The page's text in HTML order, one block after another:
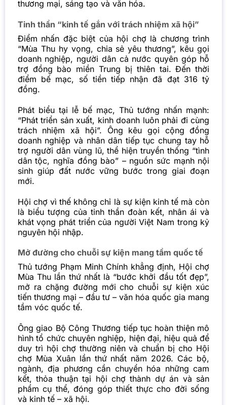
thương mại, sáng tạo và văn hóa.
Tinh thần “kinh tế gắn với trách nhiệm xã hội”
Điểm nhấn đặc biệt của hội chợ là chương trình
“Mùa Thu hy vọng, chia sẻ yêu thương”, kêu gọi
doanh nghiệp, người dân cả nước quyên góp hỗ
trợ đồng bào miền Trung bị thiên tai. Đến thời
điểm bế mạc, số tiền tiếp nhận đã đạt 316 tỷ
đồng.
Phát biểu tại lễ bế mạc, Thủ tướng nhấn mạnh:
“Phát triển sản xuất, kinh doanh luôn phải đi cùng
trách nhiệm xã hội”. Ông kêu gọi cộng đồng
doanh nghiệp và nhân dân tiếp tục chung tay hỗ
trợ người dân vùng lũ, thể hiện truyền thống “tình
dân tộc, nghĩa đồng bào” – nguồn sức mạnh nội
sinh giúp đất nước vững bước trong giai đoạn
mới.
Hội chợ vì thế không chỉ là sự kiện kinh tế mà còn
là biểu tượng của tinh thần đoàn kết, nhân ái và
khát vọng phát triển của người Việt Nam trong kỷ
nguyên hội nhập.
Mở đường cho chuỗi sự kiện mang tầm quốc tế
Thủ tướng Phạm Minh Chính khẳng định, Hội chợ
Mùa Thu lần thứ nhất là “bước khởi đầu tốt đẹp”,
mở ra chặng đường mới cho chuỗi sự kiện xúc
tiến thương mại – đầu tư – văn hóa quốc gia mang
tầm vóc quốc tế.
Ông giao Bộ Công Thương tiếp tục hoàn thiện mô
hình tổ chức chuyên nghiệp, hiện đại, hiệu quả để
duy trì hội chợ thường niên và chuẩn bị cho Hội
chợ Mùa Xuân lần thứ nhất năm 2026. Các bộ,
ngành, địa phương cần chuyển hóa những cam
kết, thỏa thuận tại hội chợ thành dự án và sản
phẩm cụ thể, đóng góp thiết thực cho đời sống
và kinh tế – xã hội.